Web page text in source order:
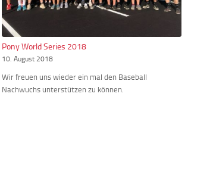
Pony World Series 2018
10. August 2018
Wir freuen uns wieder ein mal den Baseball
Nachwuchs unterstützen zu können.